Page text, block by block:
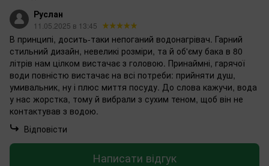
Руслан
11.05.2025 в 13:45
В принципі, досить-таки непоганий водонагрівач. Гарний
стильний дизайн, невеликі розміри, та й об'єму бака в 80
літрів нам цілком вистачає з головою. Принаймні, гарячої
води повністю вистачає на всі потреби: прийняти душ,
умивальник, ну і плюс миття посуду. До слова кажучи, вода
у нас жорстка, тому й вибрали з сухим теном, щоб він не
контактував з водою.
Відповісти
Написати відгук